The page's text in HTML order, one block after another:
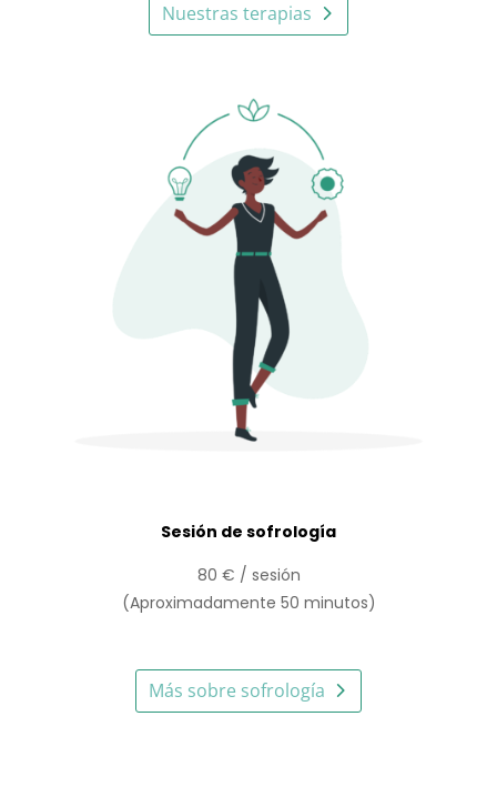
Nuestras terapias
Sesión de sofrología
80 € / sesión
(Aproximadamente 50 minutos)
Más sobre sofrología